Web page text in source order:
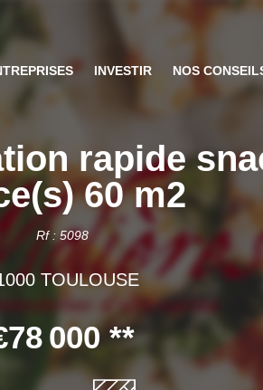
INVESTIR NOS CONSEILS
rapide
60 m2
Rf : 5098
TOULOUSE
000 **